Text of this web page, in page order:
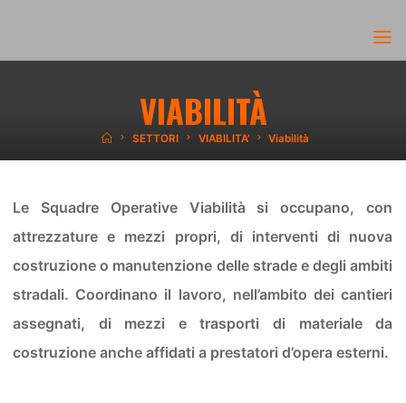
content
VIABILITÀ
HomeSETTORI VIABILITA’ Viabilità
Le Squadre Operative Viabilità si occupano, con
attrezzature e mezzi propri, di interventi di nuova
costruzione o manutenzione delle strade e degli ambiti
stradali. Coordinano il lavoro, nell’ambito dei cantieri
assegnati, di mezzi e trasporti di materiale da
costruzione anche affidati a prestatori d’opera esterni.